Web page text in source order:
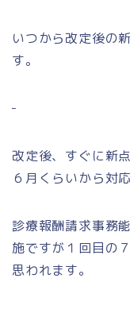
いつから改定後の
す。
改定後、すぐに新
６月くらいから対
診療報酬請求事務
施ですが１回目の
思われます。